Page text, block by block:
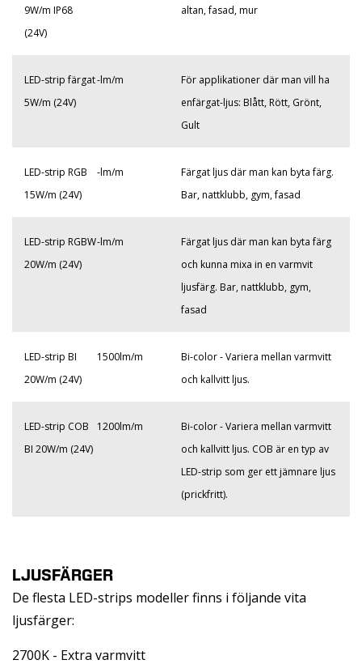
9W/m IP68
(24V)
altan, fasad, mur
LED-strip färgat
5W/m (24V)
-lm/m
För applikationer där man vill ha
enfärgat-ljus: Blått, Rött, Grönt,
Gult
LED-strip RGB
15W/m (24V)
-lm/m
Färgat ljus där man kan byta färg.
Bar, nattklubb, gym, fasad
LED-strip RGBW
20W/m (24V)
-lm/m
Färgat ljus där man kan byta färg
och kunna mixa in en varmvit
ljusfärg. Bar, nattklubb, gym,
fasad
LED-strip BI
20W/m (24V)
1500lm/m
Bi-color - Variera mellan varmvitt
och kallvitt ljus.
LED-strip COB
BI 20W/m (24V)
1200lm/m
Bi-color - Variera mellan varmvitt
och kallvitt ljus. COB är en typ av
LED-strip som ger ett jämnare ljus
(prickfritt).
LJUSFÄRGER
De flesta LED-strips modeller finns i följande vita
ljusfärger:
2700K - Extra varmvitt